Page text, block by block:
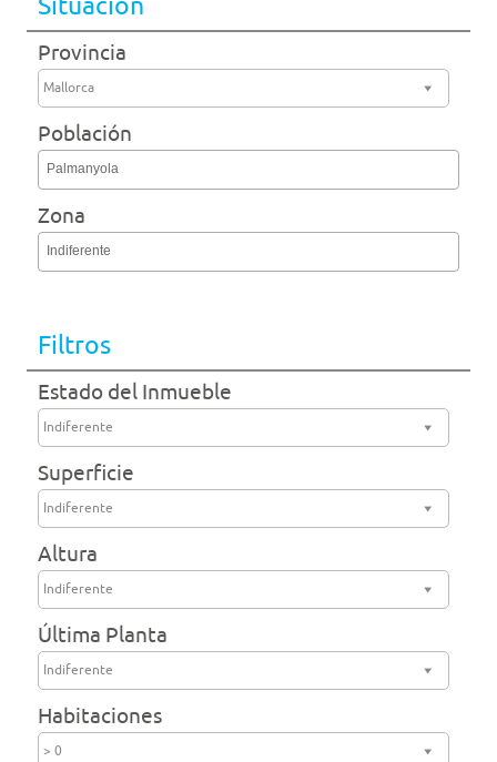
Provincia
Mallorca
Población
Palmanyola
Zona
Indiferente
Filtros
Estado del Inmueble
Indiferente
Superficie
Indiferente
Altura
Indiferente
Última Planta
Indiferente
Habitaciones
> 0